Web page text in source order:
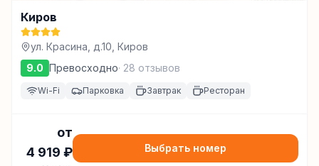
Киров
ул. Красина, д.10, Киров
9.0 Превосходно· 28 отзывов
Wi-Fi Парковка Завтрак Ресторан
от
4 919 ₽ Выбрать номер